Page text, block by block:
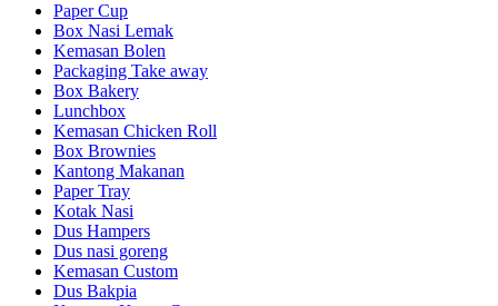
Paper Cup
Box Nasi Lemak
Kemasan Bolen
Packaging Take away
Box Bakery
Lunchbox
Kemasan Chicken Roll
Box Brownies
Kantong Makanan
Paper Tray
Kotak Nasi
Dus Hampers
Dus nasi goreng
Kemasan Custom
Dus Bakpia